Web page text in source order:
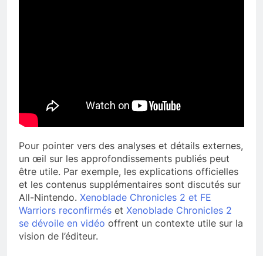
Pour pointer vers des analyses et détails externes,
un œil sur les approfondissements publiés peut
être utile. Par exemple, les explications officielles
et les contenus supplémentaires sont discutés sur
All-Nintendo. Xenoblade Chronicles 2 et FE
Warriors reconfirmés et Xenoblade Chronicles 2
se dévoile en vidéo offrent un contexte utile sur la
vision de l’éditeur.